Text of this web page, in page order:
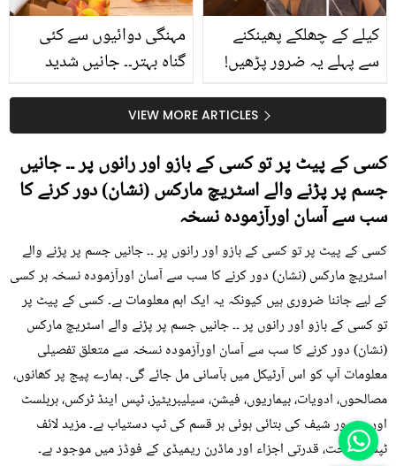
مہنگی دوائیوں سے کئی
گناہ بہتر۔۔ جانیں شدید
گرمی کے موسم میں آڑو
کیوں کھانا چاہیے؟
کیلے کے چھلکے پھینکنے
سے پہلے یہ ضرور پڑھیں!
جلد کے 3 بڑے مسائل کا
سستا اور قدرتی حلVIEW MORE ARTICLES
کسی کے پیٹ پر تو کسی کے بازو اور رانوں پر ۔۔ جانیں
جسم پر پڑنے والے اسٹریچ مارکس (نشان) دور کرنے کا
سب سے آسان اورآزمودہ نسخہ
کسی کے پیٹ پر تو کسی کے بازو اور رانوں پر ۔۔ جانیں جسم پر پڑنے والے
اسٹریچ مارکس (نشان) دور کرنے کا سب سے آسان اورآزمودہ نسخہ ہر کسی
کے لیے جاننا ضروری ہیں کیونکہ یہ ایک اہم معلومات ہے۔ کسی کے پیٹ پر
تو کسی کے بازو اور رانوں پر ۔۔ جانیں جسم پر پڑنے والے اسٹریچ مارکس
(نشان) دور کرنے کا سب سے آسان اورآزمودہ نسخہ سے متعلق تفصیلی
معلومات آپ کو اس آرٹیکل میں بآسانی مل جائے گی۔ ہمارے پیج پر کھانوں،
مصالحوں، ادویات، بیماریوں، فیشن، سیلیبریٹیز، ٹپس اینڈ ٹرکس، ہربلسٹ
اور مشہور شیف کی بتائی ہوئی ہر قسم کی ٹپ دستیاب ہے۔ مزید لائف
ٹپس، صحت، قدرتی اجزاء اور ماڈرن ریمیڈی کے فوڈز میں موجود ہے۔